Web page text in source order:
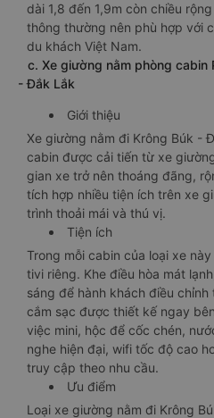
dài 1,8 đến 1,9m còn chiều
thông thường nên phù hợp với
du khách Việt Nam.
c. Xe giường nằm phòng cabin
- Đắk Lắk
Giới thiệu
Xe giường nằm đi Krông Búk -
cabin được cải tiến từ xe
gian xe trở nên thoáng đãng,
tích hợp nhiều tiện ích trên xe
trình thoải mái và thú vị.
Tiện ích
Trong mỗi cabin của loại xe
tivi riêng. Khe điều hòa mát
sáng để hành khách điều chỉnh
cắm sạc được thiết kế ngay
việc mini, hộc để cốc chén,
nghe hiện đại, wifi tốc độ cao
truy cập theo nhu cầu.
Ưu điểm
Loại xe giường nằm đi Krông